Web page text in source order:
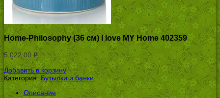
Home-Philosophy (36 см) I love MY Home 402359
5,022.00 Р
УБ.
Добавить в корзину
Категория: Бутылки и банки
Описание